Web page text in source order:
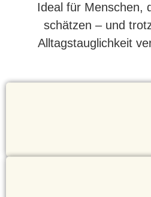
Ideal für Menschen,
schätzen – und
Alltagstauglichkeit